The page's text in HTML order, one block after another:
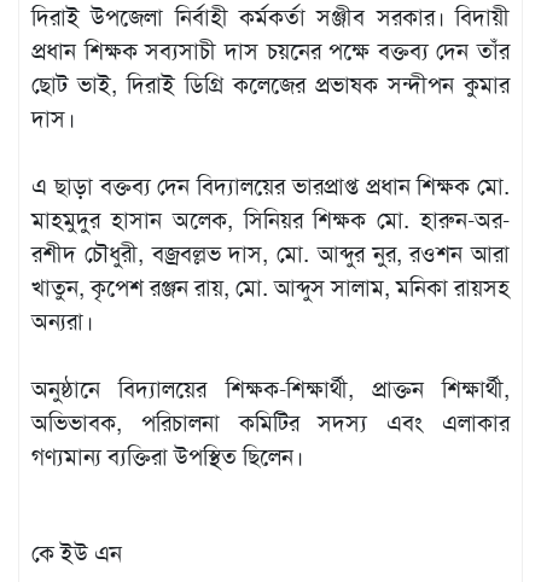
দিরাই উপজেলা নির্বাহী কর্মকর্তা সঞ্জীব সরকার। বিদায়ী
প্রধান শিক্ষক সব্যসাচী দাস চয়নের পক্ষে বক্তব্য দেন তাঁর
ছোট ভাই, দিরাই ডিগ্রি কলেজের প্রভাষক সন্দীপন কুমার
দাস।
এ ছাড়া বক্তব্য দেন বিদ্যালয়ের ভারপ্রাপ্ত প্রধান শিক্ষক মো.
মাহমুদুর হাসান অলেক, সিনিয়র শিক্ষক মো. হারুন-অর-
রশীদ চৌধুরী, বজ্রবল্লভ দাস, মো. আব্দুর নুর, রওশন আরা
খাতুন, কৃপেশ রঞ্জন রায়, মো. আব্দুস সালাম, মনিকা রায়সহ
অন্যরা।
অনুষ্ঠানে বিদ্যালয়ের শিক্ষক-শিক্ষার্থী, প্রাক্তন শিক্ষার্থী,
অভিভাবক, পরিচালনা কমিটির সদস্য এবং এলাকার
গণ্যমান্য ব্যক্তিরা উপস্থিত ছিলেন।
কে ইউ এন